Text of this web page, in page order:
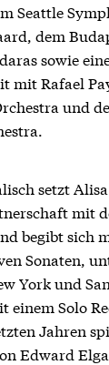
Seattle
dem
sowie
mit Rafael
und
setzt
mit
begibt sich
Sonaten,
York und
einem Solo
Jahren
Edward